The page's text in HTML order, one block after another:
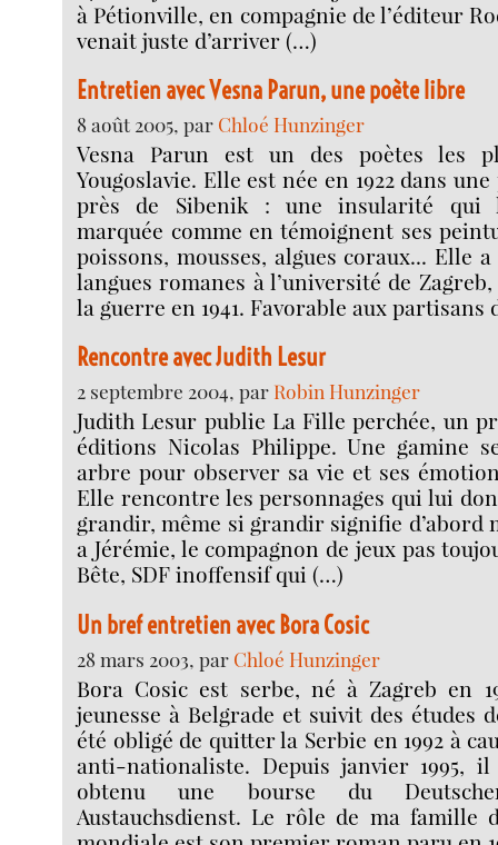
à Pétionville, en compagnie de l’éditeur
venait juste d’arriver (…)
Entretien avec Vesna Parun, une poète libre
8 août 2005, par Chloé Hunzinger
Vesna Parun est un des poètes les
Yougoslavie. Elle est née en 1922 dans
près de Sibenik : une insularité qui
marquée comme en témoignent ses
poissons, mousses, algues coraux... Elle
langues romanes à l’université de
la guerre en 1941. Favorable aux partisans
Rencontre avec Judith Lesur
2 septembre 2004, par Robin Hunzinger
Judith Lesur publie La Fille perchée, un
éditions Nicolas Philippe. Une gamine
arbre pour observer sa vie et ses
Elle rencontre les personnages qui lui
grandir, même si grandir signifie d’abord
a Jérémie, le compagnon de jeux pas
Bête, SDF inoffensif qui (…)
Un bref entretien avec Bora Cosic
28 mars 2003, par Chloé Hunzinger
Bora Cosic est serbe, né à Zagreb en
jeunesse à Belgrade et suivit des études
été obligé de quitter la Serbie en 1992 à
anti-nationaliste. Depuis janvier 1995,
obtenu une bourse du Deutscher
Austauchsdienst. Le rôle de ma famille